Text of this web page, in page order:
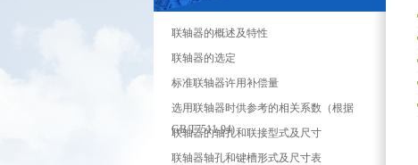
联轴器的概述及特性
联轴器的选定
标准联轴器许用补偿量
选用联轴器时供参考的相关系数（根据
GB/T7511-94)
联轴器的轴孔和联接型式及尺寸
联轴器轴孔和键槽形式及尺寸表